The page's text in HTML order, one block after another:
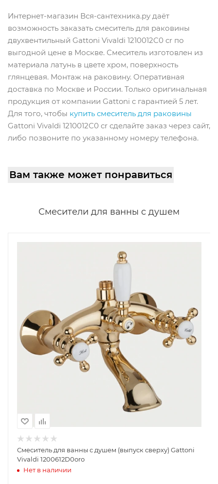
Интернет-магазин Вся-сантехника.ру даёт
возможность заказать смеситель для раковины
двухвентильный Gattoni Vivaldi 1210012C0 cr по
выгодной цене в Москве. Смеситель изготовлен из
материала латунь в цвете хром, поверхность
глянцевая. Монтаж на раковину. Оперативная
доставка по Москве и России. Только оригинальная
продукция от компании Gattoni с гарантией 5 лет.
Для того, чтобы купить смеситель для раковины
Gattoni Vivaldi 1210012C0 cr сделайте заказ через сайт,
либо позвоните по указанному номеру телефона.
Вам также может понравиться
Смесители для ванны с душем
Смеситель для ванны с душем (выпуск сверху) Gattoni
Vivaldi 1200612D0oro
Нет в наличии